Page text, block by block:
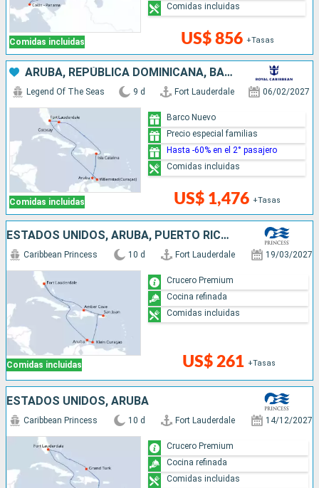
Comidas incluidas US$ 856 +Tasas
Comidas incluidas
ARUBA, REPÚBLICA DOMINICANA, BAHAMAS, ESTADOS UNIDOS
Comidas incluidas
Legend Of The Seas 9 d Fort Lauderdale 06/02/2027
US$ 1,476 +Tasas
Barco Nuevo
Precio especial familias
Hasta -60% en el 2° pasajero
Comidas incluidas
ESTADOS UNIDOS, ARUBA, PUERTO RICO, REPÚBLICA DOMINICANA
Comidas incluidas
Caribbean Princess 10 d Fort Lauderdale 19/03/2027
US$ 261 +Tasas
Crucero Premium
Cocina refinada
Comidas incluidas
ESTADOS UNIDOS, ARUBA
Caribbean Princess 10 d Fort Lauderdale 14/12/2027
Crucero Premium
Cocina refinada
Comidas incluidas